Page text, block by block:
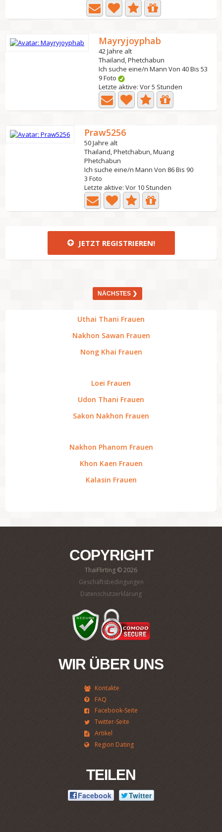
Mayryjoyphab
42 Jahre alt
Thailand, Phetchabun
Ich suche eine/n Mann Von 40 Bis 53
9 Foto
Letzte aktive: Vor 5 Stunden
Praw5256
50 Jahre alt
Thailand, Phetchabun, Muang
Phetchabun
Ich suche eine/n Mann Von 86 Bis 90
3 Foto
Letzte aktive: Vor 10 Stunden
JETZT REGISTRIEREN!
NÄCHSTES ❯
Uthai Thani Frauen
Nakhon Sawan Frauen
Nong Khai Frauen
Loei Frauen
Udon Thani Frauen
Sakon Nakhon Frauen
Nakhon Phanom Frauen
Khon Kaen Frauen
Kalasin Frauen
COPYRIGHT
ThaiFlirting © 2026
Geschäftsbedingungen
Datenschutzerklärung
WIR ÜBER UNS
Kontakte
FAQ
Facebook-Seite
Twitter-Seite
Artikel
Region Dating
TEILEN
Facebook Twitter